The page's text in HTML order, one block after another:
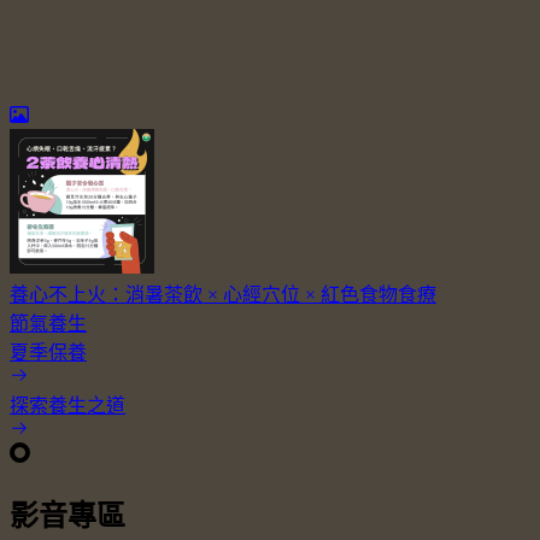
養心不上火：消暑茶飲 × 心經穴位 × 紅色食物食療
節氣養生
夏季保養
探索養生之道
影音專區